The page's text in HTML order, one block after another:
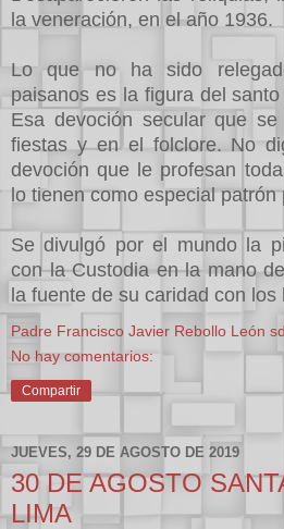
la veneración, en el año 1936.
Lo que no ha sido
paisanos es la figura del
Esa devoción secular que
fiestas y en el folclore. No
devoción que le profesan
lo tienen como especial patrón
Se divulgó por el mundo la
con la Custodia en la mano
la fuente de su caridad con los
Padre Francisco Javier Rebollo León
No hay comentarios:
Compartir
JUEVES, 29 DE AGOSTO DE 2019
30 DE AGOSTO
LIMA